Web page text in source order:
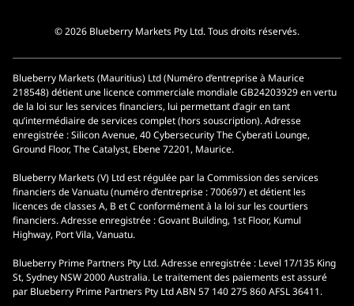
© 2026 Blueberry Markets Pty Ltd. Tous droits réservés.
Blueberry Markets (Mauritius) Ltd (Numéro d’entreprise à Maurice
218548) détient une licence commerciale mondiale GB24203929 en vertu
de la loi sur les services financiers, lui permettant d’agir en tant
qu’intermédiaire de services complet (hors souscription). Adresse
enregistrée : Silicon Avenue, 40 Cybersecurity The Cyberati Lounge,
Ground Floor, The Catalyst, Ebene 72201, Maurice.
Blueberry Markets (V) Ltd est régulée par la Commission des services
financiers de Vanuatu (numéro d’entreprise : 700697) et détient les
licences de classes A, B et C conformément à la loi sur les courtiers
financiers. Adresse enregistrée : Govant Building, 1st Floor, Kumul
Highway, Port Vila, Vanuatu.
Blueberry Prime Partners Pty Ltd. Adresse enregistrée : Level 17/135 King
St, Sydney NSW 2000 Australia. Le traitement des paiements est assuré
par Blueberry Prime Partners Pty Ltd ABN 57 140 275 860 AFSL 36411.